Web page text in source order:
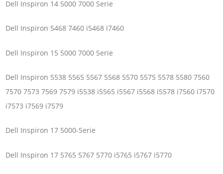
Dell Inspiron 14 5000 7000 Serie
Dell Inspiron 5468 7460 i5468 i7460
Dell Inspiron 15 5000 7000 Serie
Dell Inspiron 5538 5565 5567 5568 5570 5575 5578 5580 7560
7570 7573 7569 7579 i5538 i5565 i5567 i5568 i5578 i7560 i7570
i7573 i7569 i7579
Dell Inspiron 17 5000-Serie
Dell Inspiron 17 5765 5767 5770 i5765 i5767 i5770